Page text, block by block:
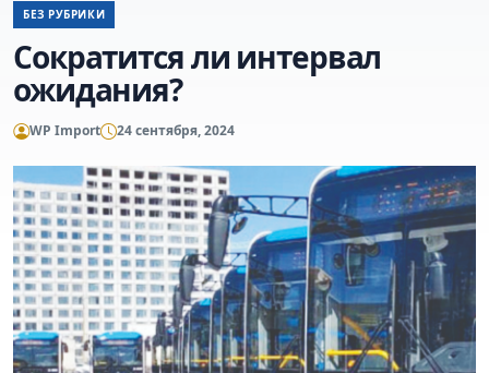
БЕЗ РУБРИКИ
Сократится ли интервал
ожидания?
WP Import 24 сентября, 2024